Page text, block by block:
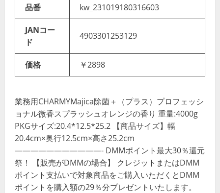
品番 kw_231019180316603
JANコー
ド
4903301253129
価格 ￥2898
業務用CHARMYMajica除菌＋（プラス）プロフェッシ
ョナル微香スプラッシュオレンジの香り 重量:4000g
PKGサイズ:20.4*12.5*25.2 【商品サイズ】幅
20.4cm×奥行12.5cm×高さ25.2cm
———————————- DMMポイント最大30％還元
祭！ 【販売がDMMの場合】 クレジットまたはDMM
ポイント支払いで対象商品をご購入いただくとDMM
ポイントを購入額の29％分プレゼントいたします。